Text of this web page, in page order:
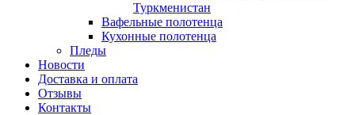
Туркменистан
Вафельные полотенца
Кухонные полотенца
Пледы
Новости
Доставка и оплата
Отзывы
Контакты